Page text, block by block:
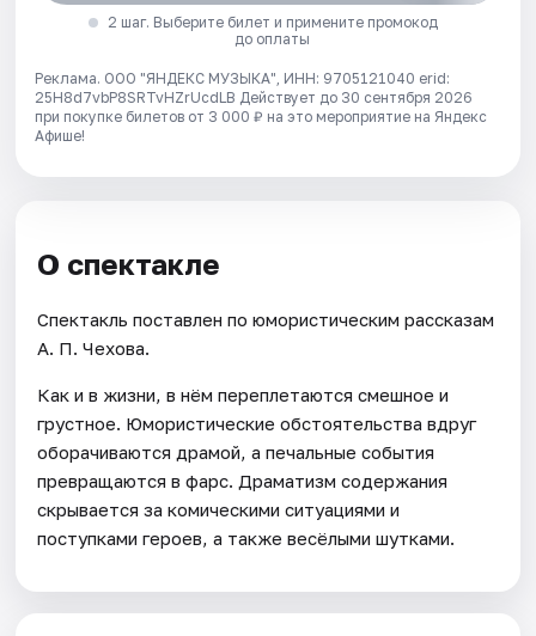
2 шаг. Выберите билет и примените промокод
до оплаты
Реклама. ООО "ЯНДЕКС МУЗЫКА", ИНН: 9705121040 erid:
25H8d7vbP8SRTvHZrUcdLB Действует до 30 сентября 2026
при покупке билетов от 3 000 ₽ на это мероприятие на Яндекс
Афише!
О спектакле
Спектакль поставлен по юмористическим рассказам
А. П. Чехова.
Как и в жизни, в нём переплетаются смешное и
грустное. Юмористические обстоятельства вдруг
оборачиваются драмой, а печальные события
превращаются в фарс. Драматизм содержания
скрывается за комическими ситуациями и
поступками героев, а также весёлыми шутками.